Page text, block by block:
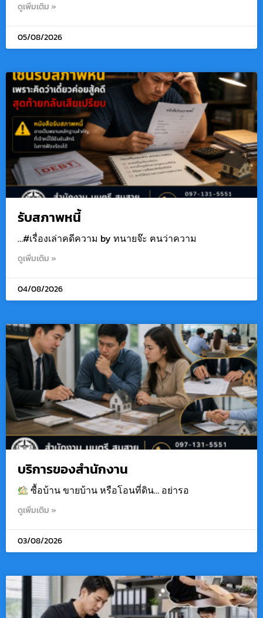
ดูเพิ่มเติม »
05/08/2026
รับสภาพหนี้
…#เรื่องเล่าคดีความ by ทนายจ๊ะ ฅนว่าความ
ดูเพิ่มเติม »
04/08/2026
บริการของสำนักงาน
ซื้อบ้าน ขายบ้าน หรือโอนที่ดิน… อย่ารอ
ดูเพิ่มเติม »
03/08/2026